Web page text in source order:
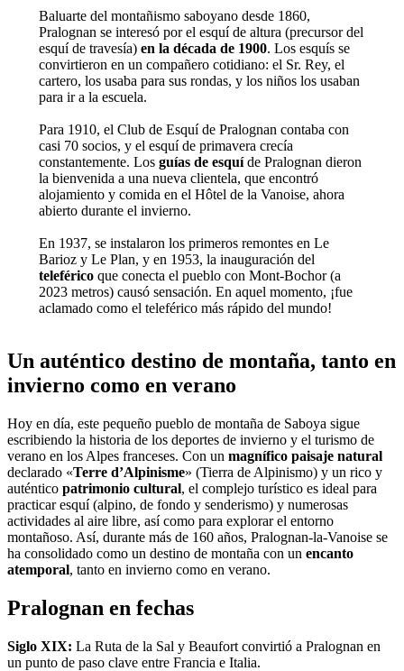
Baluarte del montañismo saboyano desde 1860,
Pralognan se interesó por el esquí de altura (precursor del
esquí de travesía) en la década de 1900. Los esquís se
convirtieron en un compañero cotidiano: el Sr. Rey, el
cartero, los usaba para sus rondas, y los niños los usaban
para ir a la escuela.
Para 1910, el Club de Esquí de Pralognan contaba con
casi 70 socios, y el esquí de primavera crecía
constantemente. Los guías de esquíde Pralognan dieron
la bienvenida a una nueva clientela, que encontró
alojamiento y comida en el Hôtel de la Vanoise, ahora
abierto durante el invierno.
En 1937, se instalaron los primeros remontes en Le
Barioz y Le Plan, y en 1953, la inauguración del
teleféricoque conecta el pueblo con Mont-Bochor (a
2023 metros) causó sensación. En aquel momento, ¡fue
aclamado como el teleférico más rápido del mundo!
Un auténtico destino de montaña, tanto en
invierno como en verano
Hoy en día, este pequeño pueblo de montaña de Saboya sigue
escribiendo la historia de los deportes de invierno y el turismo de
verano en los Alpes franceses. Con un magnífico paisaje natural
declarado «Terre d’Alpinisme» (Tierra de Alpinismo) y un rico y
auténtico patrimonio cultural, el complejo turístico es ideal para
practicar esquí (alpino, de fondo y senderismo) y numerosas
actividades al aire libre, así como para explorar el entorno
montañoso. Así, durante más de 160 años, Pralognan-la-Vanoise se
ha consolidado como un destino de montaña con un encanto
atemporal, tanto en invierno como en verano.
Pralognan en fechas
Siglo XIX: La Ruta de la Sal y Beaufort convirtió a Pralognan en
un punto de paso clave entre Francia e Italia.